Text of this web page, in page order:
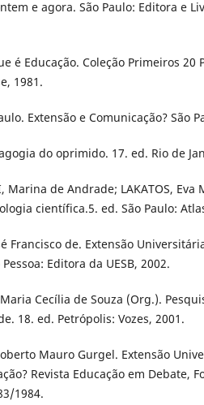
e agora. São Paulo: Editora e
que é Educação. Coleção Primeiros
1981.
Extensão e Comunicação? São
do oprimido. 17. ed. Rio de
Marina de Andrade; LAKATOS,
científica.5. ed. São Paulo:
Francisco de. Extensão
Pessoa: Editora da UESB, 2002.
Cecília de Souza (Org.).
18. ed. Petrópolis: Vozes, 2001.
Mauro Gurgel. Extensão
Revista Educação em Debate,
1984.